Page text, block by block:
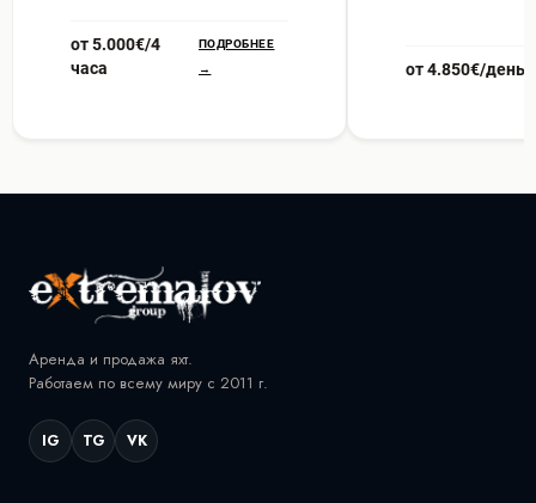
от 5.000€/4
часа
ПОДРОБНЕЕ
→
от 4.850€/день
Аренда и продажа яхт.
Работаем по всему миру с 2011 г.
IG TG VK